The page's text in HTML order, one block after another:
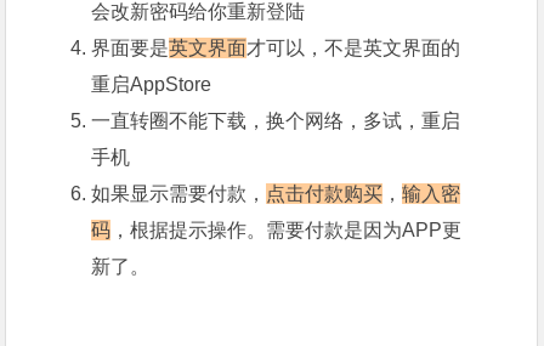
会改新密码给你重新登陆
界面要是英文界面才可以，不是英文界面的
重启AppStore
一直转圈不能下载，换个网络，多试，重启
手机
如果显示需要付款， 点击付款购买 ，输入密
码 ，根据提示操作。需要付款是因为APP更
新了。